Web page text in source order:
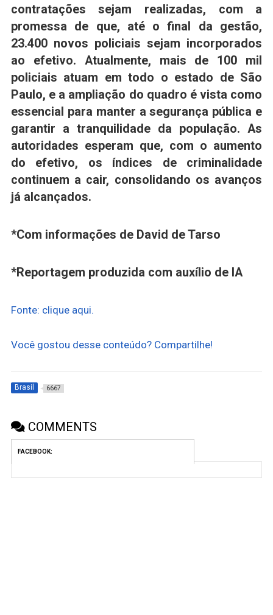
contratações sejam realizadas, com a
promessa de que, até o final da gestão,
23.400 novos policiais sejam incorporados
ao efetivo. Atualmente, mais de 100 mil
policiais atuam em todo o estado de São
Paulo, e a ampliação do quadro é vista como
essencial para manter a segurança pública e
garantir a tranquilidade da população. As
autoridades esperam que, com o aumento
do efetivo, os índices de criminalidade
continuem a cair, consolidando os avanços
já alcançados.
*Com informações de David de Tarso
*Reportagem produzida com auxílio de IA
Fonte: clique aqui.
Você gostou desse conteúdo? Compartilhe!
Brasil 6667
COMMENTS
FACEBOOK: